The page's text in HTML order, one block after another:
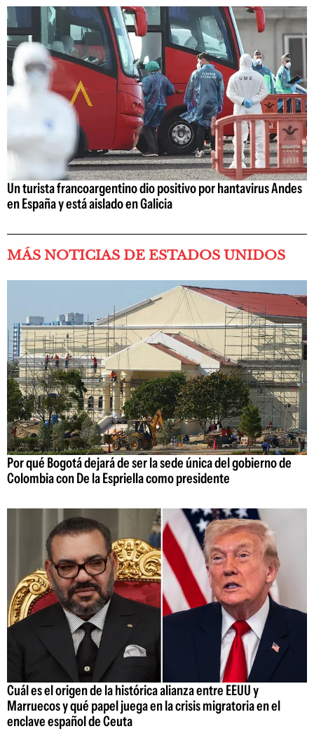
Un turista francoargentino dio positivo por hantavirus Andes
en España y está aislado en Galicia
MÁS NOTICIAS DE ESTADOS UNIDOS
Por qué Bogotá dejará de ser la sede única del gobierno de
Colombia con De la Espriella como presidente
Cuál es el origen de la histórica alianza entre EEUU y
Marruecos y qué papel juega en la crisis migratoria en el
enclave español de Ceuta